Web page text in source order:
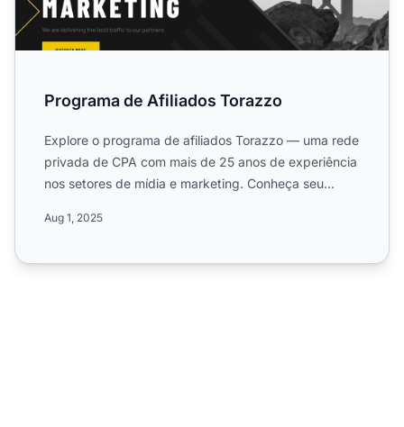
Programa de Afiliados Torazzo
Explore o programa de afiliados Torazzo — uma rede
privada de CPA com mais de 25 anos de experiência
nos setores de mídia e marketing. Conheça seu
Aug 1, 2025